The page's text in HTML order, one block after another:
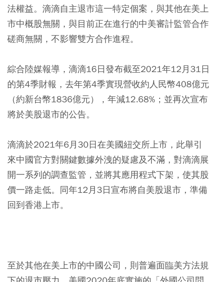
法權益。滴滴自主退市這一特定個案，與其他在美上
市中概股無關，與目前正在進行的中美審計監管合作
磋商無關，不影響雙方合作進程。
綜合陸媒報導，滴滴16日發布截至2021年12月31日
的第4季財報，去年第4季實現營收約人民幣408億元
（約新台幣1836億元），年減12.68%；並再次宣布
將於美股退市的公告。
滴滴於2021年6月30日在美國紐交所上市，此舉引
來中國官方對關鍵數據外洩的疑慮及不滿，對滴滴展
開一系列的調查監管，並將其應用程式下架，使其股
價一路走低。同年12月3日宣布將自美股退市，準備
回到香港上市。
至於其他在美上市的中國公司，則普遍面臨美方法規